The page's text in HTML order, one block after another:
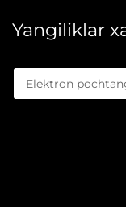
Yangiliklar